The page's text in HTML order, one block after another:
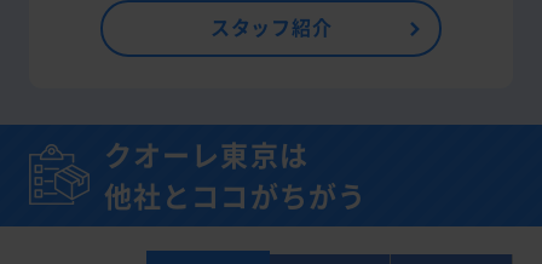
スタッフ紹介
クオーレ東京は
他社とココがちがう